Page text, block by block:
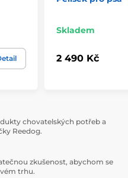
Skladem
2 490 Kč
chovatelských potřeb a
Reedog.
zkušenost, abychom se
trhu.